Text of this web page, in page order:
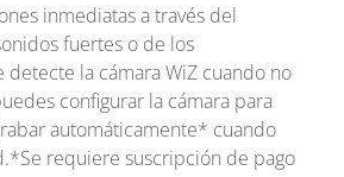
inmediatas a través del
fuertes o de los
detecte la cámara WiZ cuando no
configurar la cámara para
automáticamente* cuando
requiere suscripción de pago